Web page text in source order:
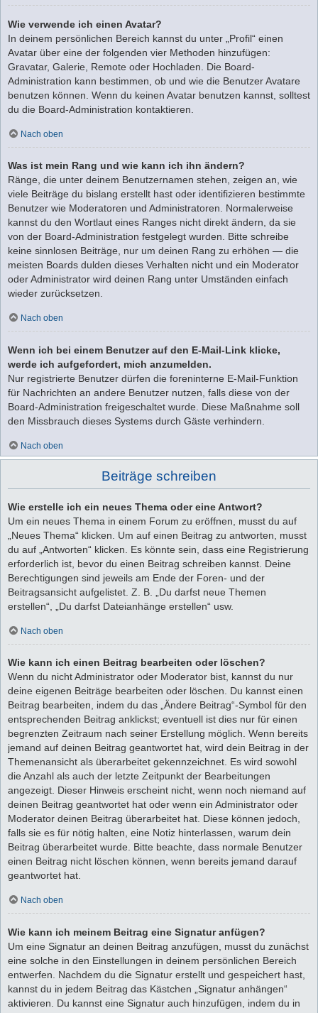
Wie verwende ich einen Avatar?
In deinem persönlichen Bereich kannst du unter „Profil“ einen
Avatar über eine der folgenden vier Methoden hinzufügen:
Gravatar, Galerie, Remote oder Hochladen. Die Board-
Administration kann bestimmen, ob und wie die Benutzer Avatare
benutzen können. Wenn du keinen Avatar benutzen kannst, solltest
du die Board-Administration kontaktieren.
Nach oben
Was ist mein Rang und wie kann ich ihn ändern?
Ränge, die unter deinem Benutzernamen stehen, zeigen an, wie
viele Beiträge du bislang erstellt hast oder identifizieren bestimmte
Benutzer wie Moderatoren und Administratoren. Normalerweise
kannst du den Wortlaut eines Ranges nicht direkt ändern, da sie
von der Board-Administration festgelegt wurden. Bitte schreibe
keine sinnlosen Beiträge, nur um deinen Rang zu erhöhen — die
meisten Boards dulden dieses Verhalten nicht und ein Moderator
oder Administrator wird deinen Rang unter Umständen einfach
wieder zurücksetzen.
Nach oben
Wenn ich bei einem Benutzer auf den E-Mail-Link klicke,
werde ich aufgefordert, mich anzumelden.
Nur registrierte Benutzer dürfen die foreninterne E-Mail-Funktion
für Nachrichten an andere Benutzer nutzen, falls diese von der
Board-Administration freigeschaltet wurde. Diese Maßnahme soll
den Missbrauch dieses Systems durch Gäste verhindern.
Nach oben
Beiträge schreiben
Wie erstelle ich ein neues Thema oder eine Antwort?
Um ein neues Thema in einem Forum zu eröffnen, musst du auf
„Neues Thema“ klicken. Um auf einen Beitrag zu antworten, musst
du auf „Antworten“ klicken. Es könnte sein, dass eine Registrierung
erforderlich ist, bevor du einen Beitrag schreiben kannst. Deine
Berechtigungen sind jeweils am Ende der Foren- und der
Beitragsansicht aufgelistet. Z. B. „Du darfst neue Themen
erstellen“, „Du darfst Dateianhänge erstellen“ usw.
Nach oben
Wie kann ich einen Beitrag bearbeiten oder löschen?
Wenn du nicht Administrator oder Moderator bist, kannst du nur
deine eigenen Beiträge bearbeiten oder löschen. Du kannst einen
Beitrag bearbeiten, indem du das „Ändere Beitrag“-Symbol für den
entsprechenden Beitrag anklickst; eventuell ist dies nur für einen
begrenzten Zeitraum nach seiner Erstellung möglich. Wenn bereits
jemand auf deinen Beitrag geantwortet hat, wird dein Beitrag in der
Themenansicht als überarbeitet gekennzeichnet. Es wird sowohl
die Anzahl als auch der letzte Zeitpunkt der Bearbeitungen
angezeigt. Dieser Hinweis erscheint nicht, wenn noch niemand auf
deinen Beitrag geantwortet hat oder wenn ein Administrator oder
Moderator deinen Beitrag überarbeitet hat. Diese können jedoch,
falls sie es für nötig halten, eine Notiz hinterlassen, warum dein
Beitrag überarbeitet wurde. Bitte beachte, dass normale Benutzer
einen Beitrag nicht löschen können, wenn bereits jemand darauf
geantwortet hat.
Nach oben
Wie kann ich meinem Beitrag eine Signatur anfügen?
Um eine Signatur an deinen Beitrag anzufügen, musst du zunächst
eine solche in den Einstellungen in deinem persönlichen Bereich
entwerfen. Nachdem du die Signatur erstellt und gespeichert hast,
kannst du in jedem Beitrag das Kästchen „Signatur anhängen“
aktivieren. Du kannst eine Signatur auch hinzufügen, indem du in